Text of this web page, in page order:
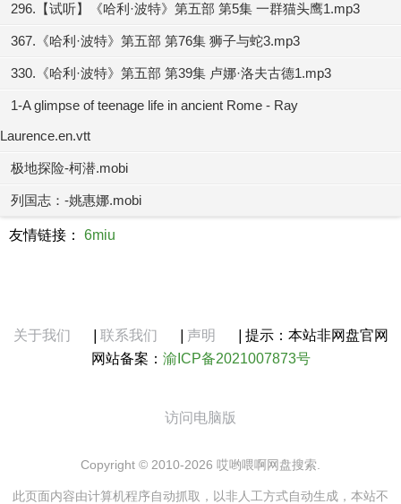
296.【试听】《哈利·波特》第五部 第5集 一群猫头鹰1.mp3
367.《哈利·波特》第五部 第76集 狮子与蛇3.mp3
330.《哈利·波特》第五部 第39集 卢娜·洛夫古德1.mp3
1-A glimpse of teenage life in ancient Rome - Ray
Laurence.en.vtt
极地探险-柯潜.mobi
列国志：-姚惠娜.mobi
友情链接： 6miu
关于我们 联系我们 声明
提示：本站非网盘官网
网站备案： 渝ICP备2021007873号
访问电脑版
Copyright © 2010-2026 哎哟喂啊网盘搜索.
此页面内容由计算机程序自动抓取，以非人工方式自动生成，本站不